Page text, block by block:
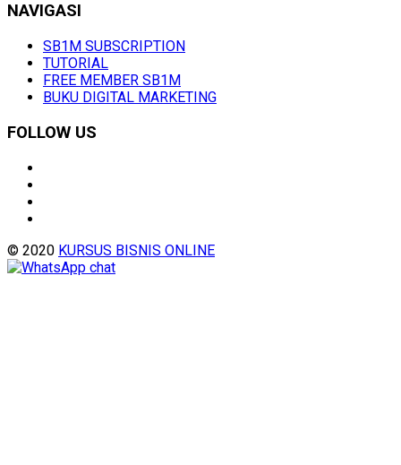
NAVIGASI
SB1M SUBSCRIPTION
TUTORIAL
FREE MEMBER SB1M
BUKU DIGITAL MARKETING
FOLLOW US
© 2020 KURSUS BISNIS ONLINE